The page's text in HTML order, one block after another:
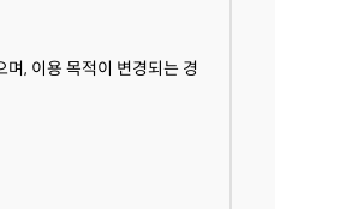
, 이용 목적이 변경되는 경